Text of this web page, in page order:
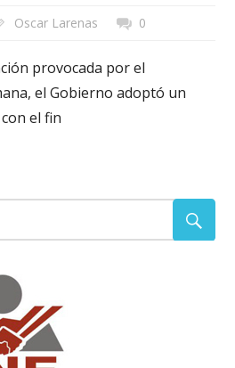
Oscar Larenas 0
provocada por el
el Gobierno adoptó un
el fin